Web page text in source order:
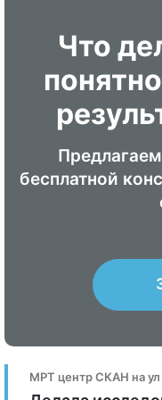
Что
бесплатной
МРТ центр СКАН на